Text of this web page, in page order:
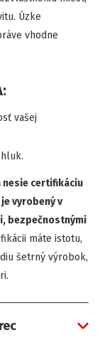
Úzke
vhodne
vašej
nesie certifikáciu
vyrobený v
bezpečnostnými
máte istotu,
šetrný výrobok,